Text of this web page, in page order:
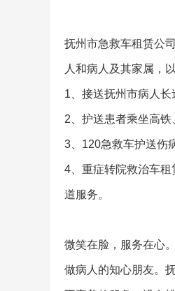
抚州市急救车租赁公
人和病人及其家属，
1、接送抚州市病人长
2、护送患者乘坐高铁
3、120急救车护送伤
4、重症转院救治车
道服务。
微笑在脸，服务在心
做病人的知心朋友。